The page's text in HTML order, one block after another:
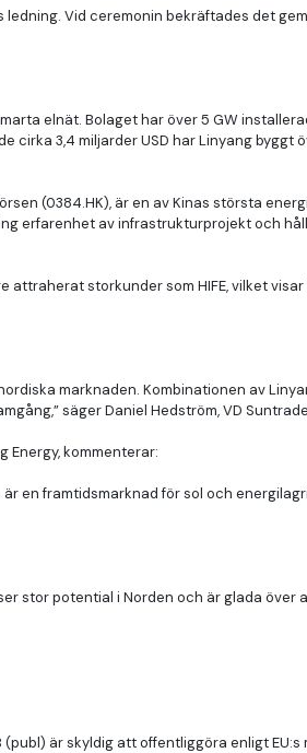
Vid ceremonin bekräftades det
elnät. Bolaget har över 5 GW
cirka 3,4 miljarder USD har Linyang
(0384.HK), är en av Kinas största
erfarenhet av infrastrukturprojekt och
storkunder som HIFE, vilket
marknaden. Kombinationen av
säger Daniel Hedström, VD
Energy, kommenterar:
en framtidsmarknad för sol och
stor potential i Norden och är glada
är skyldig att offentliggöra enligt